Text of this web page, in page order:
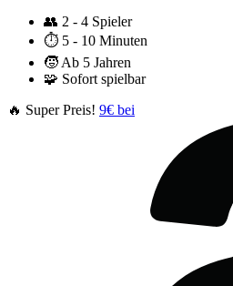
👥 2 - 4 Spieler
⏱️ 5 - 10 Minuten
🧒 Ab 5 Jahren
🧩 Sofort spielbar
🔥 Super Preis! 9€ bei